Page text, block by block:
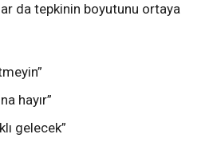
da tepkinin boyutunu ortaya
hayır”
gelecek”